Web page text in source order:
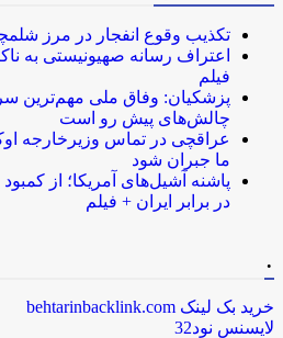
تکذیب وقوع انفجار در مرز
اعتراف رسانه صهیونیستی به
فیلم
پزشکیان: وفاق ملی مهم‌ترین
چالش‌های پیش رو است
عراقچی در تماس وزیرخارجه
ما جبران شود
پاشنه آشیل‌های آمریکا؛ از
در برابر ایران + فیلم
خرید بک لینک behtarinbacklink.com
لایسنس نود32